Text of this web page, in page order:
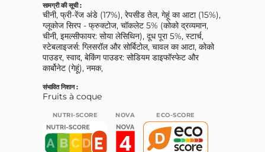
सामग्री की सूची :
चीनी, फ्री-रेंज अंडे (17%), रेपसीड तेल, गेहूं का आटा (15%),
ग्लूकोज सिरप - फ्रुक्टोज, चॉकलेट 5% (कोको द्रव्यमान,
चीनी, इमल्सीफायर: सोया लेसिथिन), दूध पूरा 5%, स्टार्च,
स्टेबलाइजर्स: ग्लिसरॉल और सोर्बिटोल, चावल का आटा, कोको
पाउडर, स्वाद, बेकिंग पाउडर: सोडियम डाइफॉस्फेट और
कार्बोनेट (गेहूं), नमक,
संभावित निशान :
Fruits à coque
NUTRI-SCORE NOVA ECO-SCORE